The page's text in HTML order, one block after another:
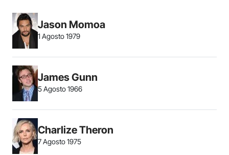
Jason Momoa
1 Agosto 1979
James Gunn
5 Agosto 1966
Charlize Theron
7 Agosto 1975